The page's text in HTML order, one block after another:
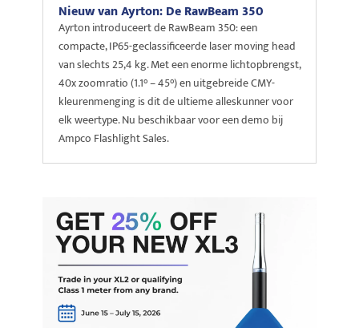
Nieuw van Ayrton: De RawBeam 350
Ayrton introduceert de RawBeam 350: een
compacte, IP65-geclassificeerde laser moving head
van slechts 25,4 kg. Met een enorme lichtopbrengst,
40x zoomratio (1.1° – 45°) en uitgebreide CMY-
kleurenmenging is dit de ultieme alleskunner voor
elk weertype. Nu beschikbaar voor een demo bij
Ampco Flashlight Sales.